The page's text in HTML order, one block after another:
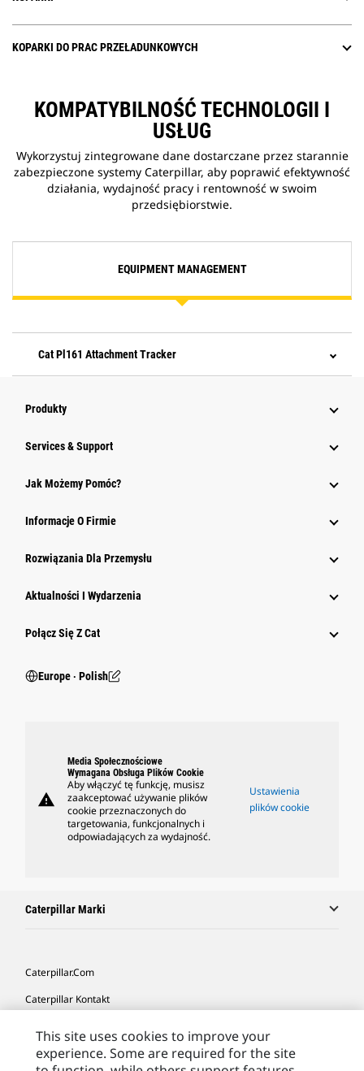
KOPARKI DO PRAC PRZEŁADUNKOWYCH
KOMPATYBILNOŚĆ TECHNOLOGII I
USŁUG
Wykorzystuj zintegrowane dane dostarczane przez starannie
zabezpieczone systemy Caterpillar, aby poprawić efektywność
działania, wydajność pracy i rentowność w swoim
przedsiębiorstwie.
EQUIPMENT MANAGEMENT
Cat Pl161 Attachment Tracker
Produkty
Services & Support
Jak Możemy Pomóc?
Informacje O Firmie
Rozwiązania Dla Przemysłu
Aktualności I Wydarzenia
Połącz Się Z Cat
Europe ‧ Polish
warning
Media Społecznościowe
Wymagana Obsługa Plików Cookie
Aby włączyć tę funkcję, musisz
zaakceptować używanie plików
cookie przeznaczonych do
targetowania, funkcjonalnych i
odpowiadających za wydajność.
Ustawienia
plików cookie
Caterpillar Marki
Caterpillar.com
Caterpillar Kontakt
Moje Preferencje Marketingowe
This site uses cookies to improve your
experience. Some are required for the site